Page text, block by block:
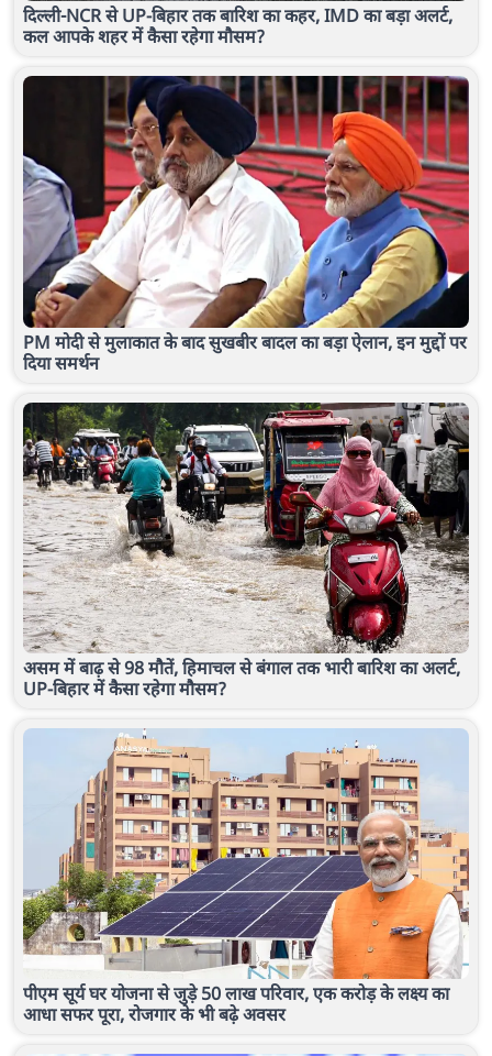
दिल्ली-NCR से UP-बिहार तक बारिश का कहर, IMD का बड़ा अलर्ट,
कल आपके शहर में कैसा रहेगा मौसम?
PM मोदी से मुलाकात के बाद सुखबीर बादल का बड़ा ऐलान, इन मुद्दों पर
दिया समर्थन
असम में बाढ़ से 98 मौतें, हिमाचल से बंगाल तक भारी बारिश का अलर्ट,
UP-बिहार में कैसा रहेगा मौसम?
पीएम सूर्य घर योजना से जुड़े 50 लाख परिवार, एक करोड़ के लक्ष्य का
आधा सफर पूरा, रोजगार के भी बढ़े अवसर